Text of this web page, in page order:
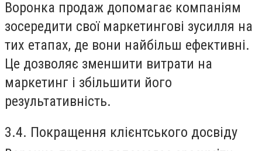
Воронка продаж допомагає компаніям
зосередити свої маркетингові зусилля на
тих етапах, де вони найбільш ефективні.
Це дозволяє зменшити витрати на
маркетинг і збільшити його
результативність.
3.4. Покращення клієнтського досвіду